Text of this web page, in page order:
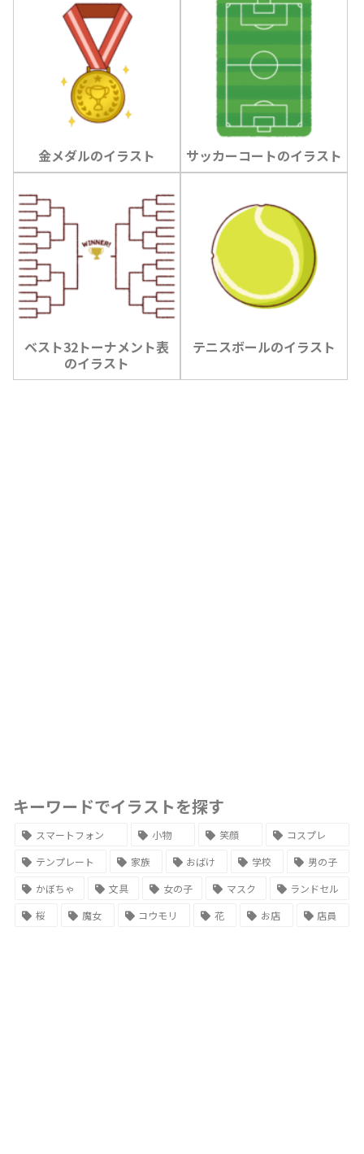
金メダルのイラスト サッカーコートのイラスト
ベスト32トーナメント表
のイラスト
テニスボールのイラスト
キーワードでイラストを探す
スマートフォン 小物 笑顔
コスプレ
テンプレート
家族 おばけ 学校
男の子
かぼちゃ
文具 女の子 マスク
ランドセル
桜
魔女 コウモリ 花 お店 店員